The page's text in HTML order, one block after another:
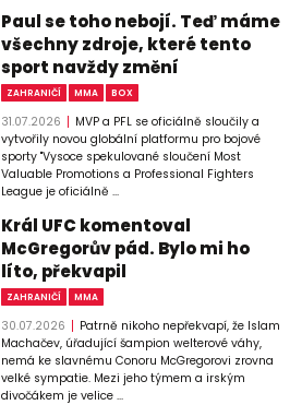
Paul se toho nebojí. Teď máme
všechny zdroje, které tento
sport navždy změní
ZAHRANIČÍ MMA BOX
31.07.2026
MVP a PFL se oficiálně sloučily a
vytvořily novou globální platformu pro bojové
sporty "Vysoce spekulované sloučení Most
Valuable Promotions a Professional Fighters
League je oficiálně ...
Král UFC komentoval
McGregorův pád. Bylo mi ho
líto, překvapil
ZAHRANIČÍ MMA
30.07.2026
Patrně nikoho nepřekvapí, že Islam
Machačev, úřadující šampion welterové váhy,
nemá ke slavnému Conoru McGregorovi zrovna
velké sympatie. Mezi jeho týmem a irským
divočákem je velice ...